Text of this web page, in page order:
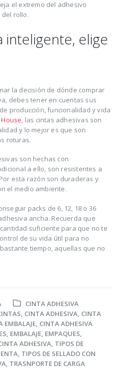
el extremo del adhesivo
rollo.
inteligente, elige
la decisión de dónde comprar
debes tener en cuentas sus
producción, funcionalidad y vida
, las cintas adhesivas son
y lo mejor es que son
roturas.
son hechas con
a ello, son resistentes a
esta razón son duraderas y
el medio ambiente.
packs de 6, 12, 18 o 36
ancha. Recuerda que
suficiente para que no te
de su vida útil para no
tiempo, aquellas que no
CINTA ADHESIVA
, CINTA ADHESIVA, CINTA
EMBALAJE, CINTA ADHESIVA
, EMBALAJE, EMPAQUES,
ADHESIVA, TIPOS DE
, TIPOS DE SELLADO CON
, TRASNPORTE DE CARGA